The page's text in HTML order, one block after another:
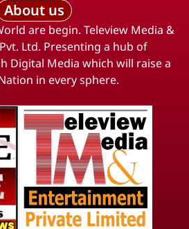
About us
are begin. Teleview Media &
Ltd. Presenting a hub of
Digital Media which will raise a
in every sphere.